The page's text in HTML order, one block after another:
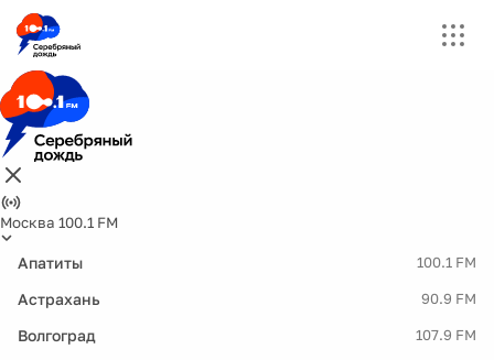
Москва 100.1 FM
Апатиты 100.1 FM
Астрахань 90.9 FM
Волгоград 107.9 FM